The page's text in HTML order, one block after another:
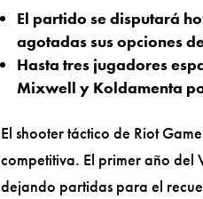
El partido se disputará
agotadas sus opciones
Hasta tres jugadores
Mixwell y Koldamenta
El shooter táctico de Riot
competitiva. El primer año del
dejando partidas para el